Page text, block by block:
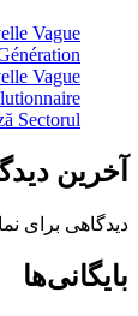
Vague
Vague
Sectorul
آخرین
دیدگاهی برای
بایگانی‌ها